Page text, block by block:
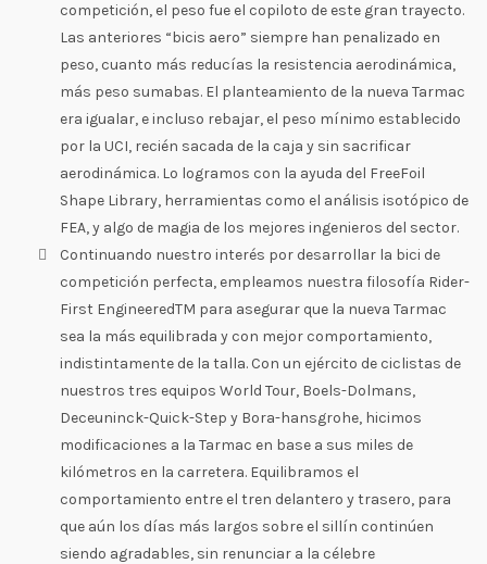
competición, el peso fue el copiloto de este gran trayecto.
Las anteriores “bicis aero” siempre han penalizado en
peso, cuanto más reducías la resistencia aerodinámica,
más peso sumabas. El planteamiento de la nueva Tarmac
era igualar, e incluso rebajar, el peso mínimo establecido
por la UCI, recién sacada de la caja y sin sacrificar
aerodinámica. Lo logramos con la ayuda del FreeFoil
Shape Library, herramientas como el análisis isotópico de
FEA, y algo de magia de los mejores ingenieros del sector.
Continuando nuestro interés por desarrollar la bici de
competición perfecta, empleamos nuestra filosofía Rider-
First EngineeredTM para asegurar que la nueva Tarmac
sea la más equilibrada y con mejor comportamiento,
indistintamente de la talla. Con un ejército de ciclistas de
nuestros tres equipos World Tour, Boels-Dolmans,
Deceuninck-Quick-Step y Bora-hansgrohe, hicimos
modificaciones a la Tarmac en base a sus miles de
kilómetros en la carretera. Equilibramos el
comportamiento entre el tren delantero y trasero, para
que aún los días más largos sobre el sillín continúen
siendo agradables, sin renunciar a la célebre